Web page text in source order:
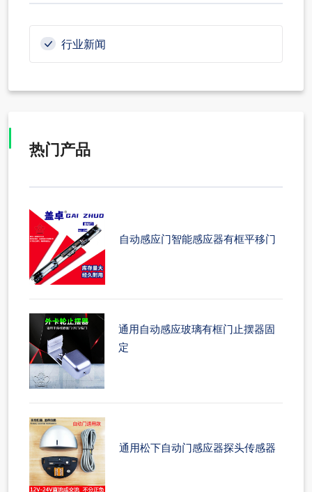
行业新闻
热门产品
自动感应门智能感应器有框平移门
通用自动感应玻璃有框门止摆器固
定
通用松下自动门感应器探头传感器